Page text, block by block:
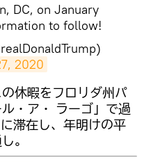
DC, on January
to follow!
2020
休暇をフロリダ州パ
・ア・ ラーゴ」で過
滞在し、年明けの平
。